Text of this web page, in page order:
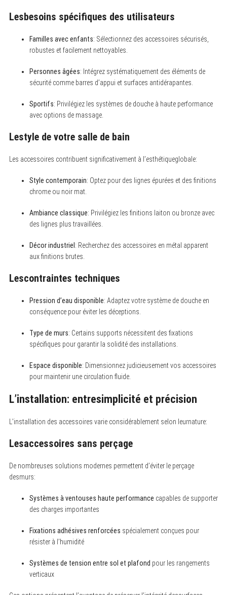
Lesbesoins spécifiques des utilisateurs
Familles avec enfants: Sélectionnez des accessoires sécurisés,
robustes et facilement nettoyables.
Personnes âgées: Intégrez systématiquement des éléments de
sécurité comme barres d’appui et surfaces antidérapantes.
Sportifs: Privilégiez les systèmes de douche à haute performance
avec options de massage.
Lestyle de votre salle de bain
Les accessoires contribuent significativement à l’esthétiqueglobale:
Style contemporain: Optez pour des lignes épurées et des finitions
chrome ou noir mat.
Ambiance classique: Privilégiez les finitions laiton ou bronze avec
des lignes plus travaillées.
Décor industriel : Recherchez des accessoires en métal apparent
aux finitions brutes.
Lescontraintes techniques
Pression d’eau disponible: Adaptez votre système de douche en
conséquence pour éviter les déceptions.
Type de murs: Certains supports nécessitent des fixations
spécifiques pour garantir la solidité des installations.
Espace disponible: Dimensionnez judicieusement vos accessoires
pour maintenir une circulation fluide.
L’installation: entresimplicité et précision
L’installation des accessoires varie considérablement selon leurnature:
Lesaccessoires sans perçage
De nombreuses solutions modernes permettent d’éviter le perçage
desmurs:
Systèmes à ventouses haute performance capables de supporter
des charges importantes
Fixations adhésives renforcées spécialement conçues pour
résister à l’humidité
Systèmes de tension entre sol et plafond pour les rangements
verticaux